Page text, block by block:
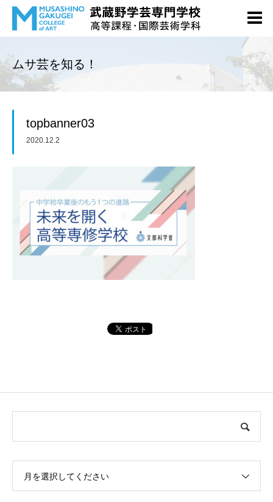
ムサ芸を知る！
topbanner03
2020.12.2
月を選択してください